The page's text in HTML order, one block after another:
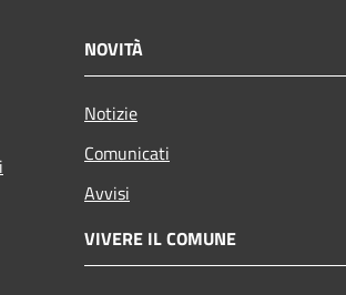
NOVITÀ
Notizie
Comunicati
Avvisi
VIVERE IL COMUNE